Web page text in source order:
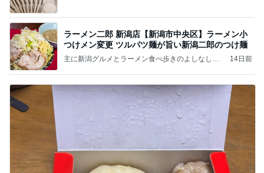
ラーメン二郎 新潟店【新潟市中央区】ラーメン小
つけメン変更 ツルパツ麺が旨い新潟二郎のつけ麺
主に新潟グルメとラーメン食べ歩きのよしなしご
14日前